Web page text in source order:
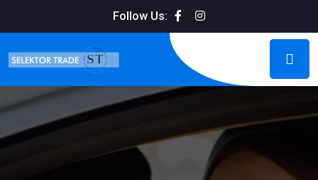
Follow Us: